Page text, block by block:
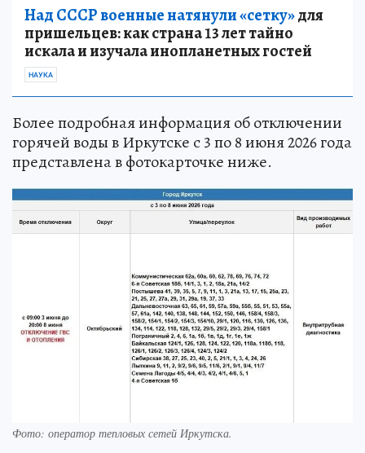
Над СССР военные натянули «сетку»для
пришельцев: как страна 13 лет тайно
искала и изучала инопланетных гостей
НАУКА
Более подробная информация об отключении
горячей воды в Иркутске с 3 по 8 июня 2026 года
представлена в фотокарточке ниже.
Фото: оператор тепловых сетей Иркутска.